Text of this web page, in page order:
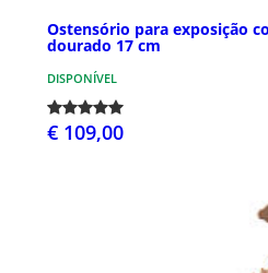
Ostensório para exposição
dourado 17 cm
DISPONÍVEL
€ 109,00